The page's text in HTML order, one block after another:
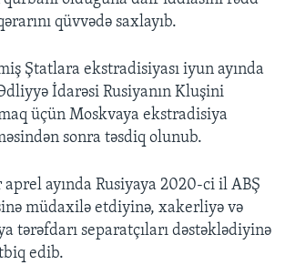
qüvvədə saxlayıb.
Ştatlara ekstradisiyası iyun ayında
İdarəsi Rusiyanın Kluşini
üçün Moskvaya ekstradisiya
sonra təsdiq olunub.
ayında Rusiyaya 2020-ci il ABŞ
müdaxilə etdiyinə, xakerliyə və
tərəfdarı separatçıları dəstəklədiyinə
edib.